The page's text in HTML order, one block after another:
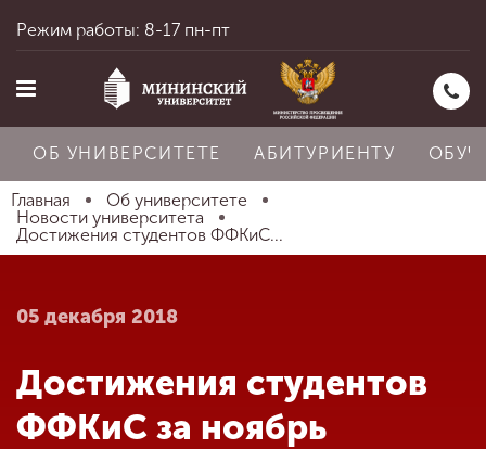
Главная
Абитуриенту
Режим работы: 8-17 пн-пт
ОБ УНИВЕРСИТЕТЕ АБИТУРИЕНТУ
Главная
Об университете
Новости университета
Достижения студентов ФФКиС...
05 декабря 2018
Достижения студентов
ФФКиС за ноябрь